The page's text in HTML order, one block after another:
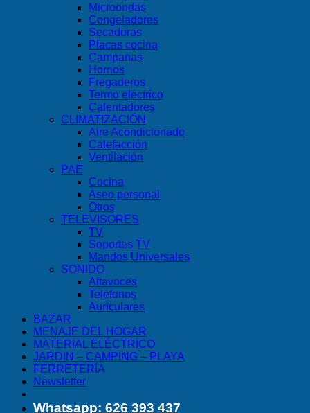
Microondas
Congeladores
Secadoras
Placas cocina
Campanas
Hornos
Fregaderos
Termo eléctrico
Calentadores
CLIMATIZACIÓN
Aire Acondicionado
Calefacción
Ventilación
PAE
Cocina
Aseo personal
Otros
TELEVISORES
TV
Soportes TV
Mandos Universales
SONIDO
Altavoces
Teléfonos
Auriculares
BAZAR
MENAJE DEL HOGAR
MATERIAL ELÉCTRICO
JARDIN – CAMPING – PLAYA
FERRETERÍA
Newsletter
Whatsapp: 626 393 437